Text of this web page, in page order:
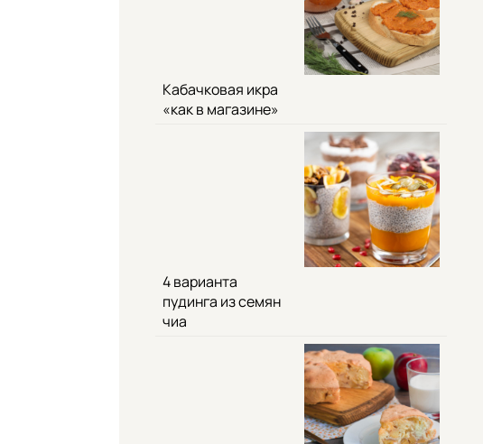
Кабачковая икра
«как в магазине»
4 варианта
пудинга из семян
чиа